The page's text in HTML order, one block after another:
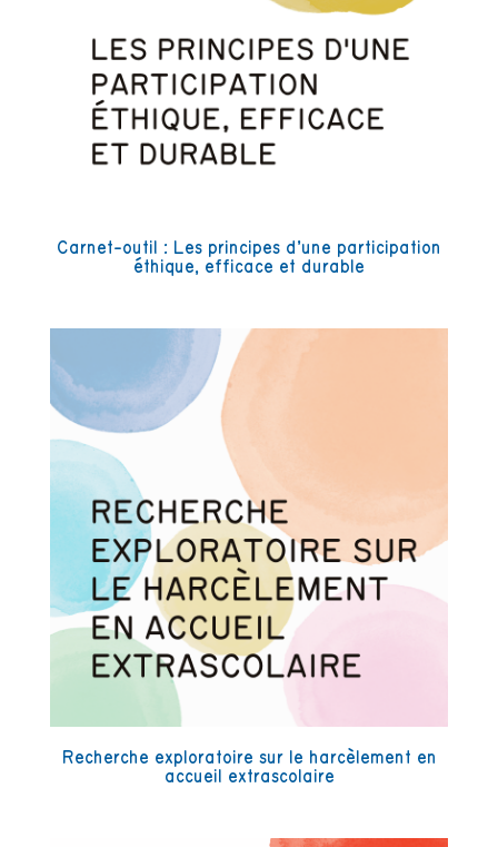
Carnet-outil : Les principes d’une participation
éthique, efficace et durable
Recherche exploratoire sur le harcèlement en
accueil extrascolaire